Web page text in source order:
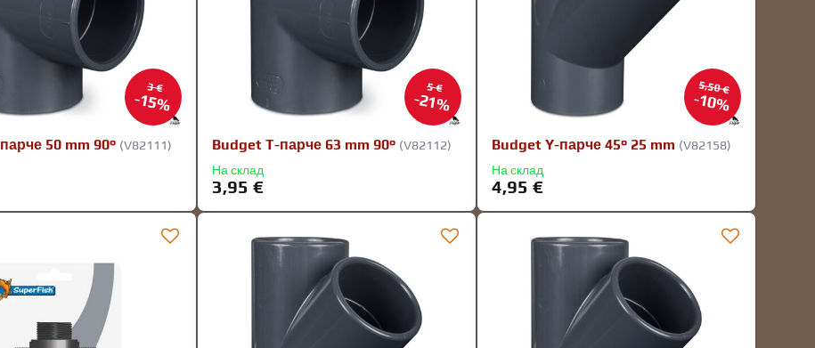
3 €
15%
50 mm 90° (V82111)
5 €
21%
Budget T-парче 63 mm 90° (V82112)
На склад
3,95 €
5,50 €
10%
Budget Y-парче 45° 25 mm (V82158)
На склад
4,95 €